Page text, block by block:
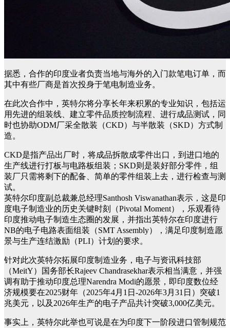
据悉，合作的印度业者负责当地与海外的入门款笔电订单，而
其中有些厂商是首次投身于笔电制造业务。
在此次合作中，英特尔将分享长年来积累的专业知识，包括运
用先进的组装线、建立零件品质控制流程、进行成品测试，同
时也协助ODM厂采全散装（CKD）与半散装（SKD）方式制
造。
CKD是指产品出厂时，将成品拆散成零件出口，到进口地的
生产线进行打板与电路板组装；SKD则是装好部分零件，组
装厂只需将剩下的配备、简单的零件组装上去，进行检查与测
试。
英特尔印度副总裁兼总经理Santhosh Viswanathan表示，这是印
度电子制造业的历史关键时刻（Pivotal Moment），乐观看待
印度推动电子制造生态圈的发展，并指出英特尔在印度进行
NB的电子电路表面组装（SMT Assembly），满足印度制造愿
景与生产连结激励（PLI）计划的要求。
针对此次英特尔拓展印度制造业务，电子与资讯科技部
（MeitY）国务部长Rajeev Chandrasekhar表示相当满意，并强
调有助于推动印度总理Narendra Modi的愿景，即印度数位经
济规模要在2025财年（2025年4月1日-2026年3月31日）突破1
兆美元，以及2026年生产的电子产品共计突破3,000亿美元。
事实上，英特尔此举也可说是在为印度下一阶段进口管制规范